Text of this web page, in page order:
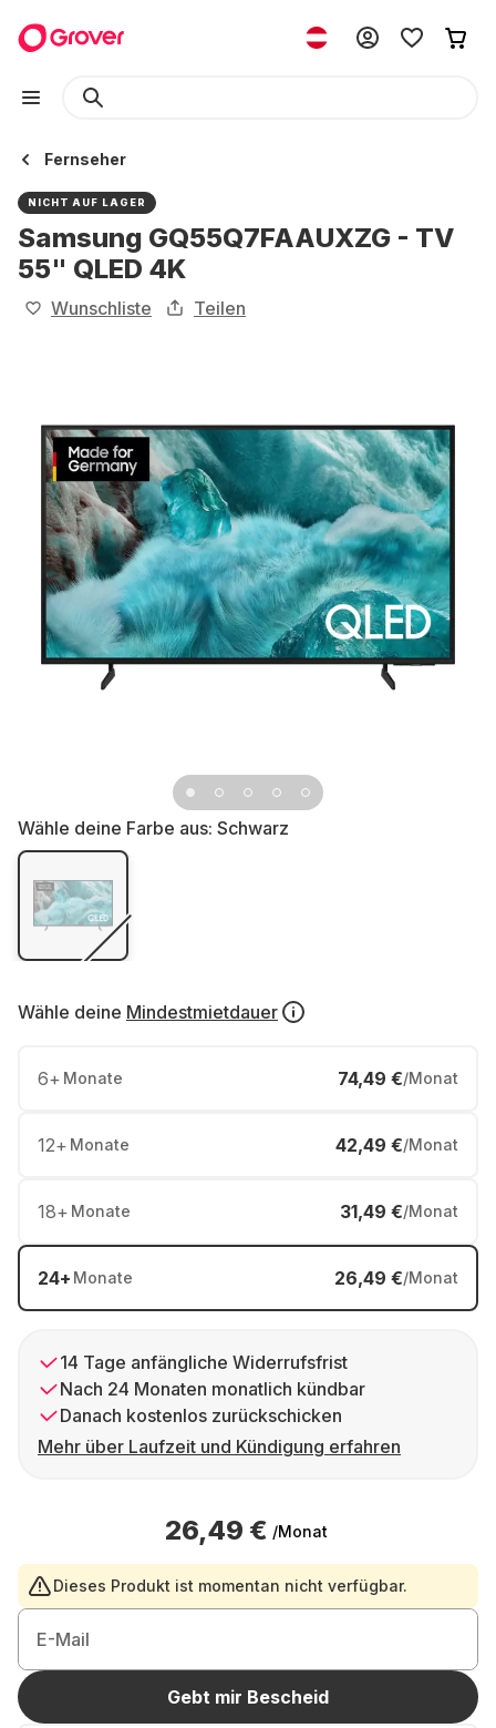
Fernseher
NICHT AUF LAGER
Samsung GQ55Q7FAAUXZG - TV
55" QLED 4K
Wunschliste Teilen
Wähle deine Farbe aus: Schwarz
Wähle deine Mindestmietdauer
6+ Monate 74,49 €/Monat
12+ Monate 42,49 €/Monat
18+ Monate 31,49 €/Monat
24+ Monate 26,49 €/Monat
14 Tage anfängliche Widerrufsfrist
Nach 24 Monaten monatlich kündbar
Danach kostenlos zurückschicken
Mehr über Laufzeit und Kündigung erfahren
26,49 € /Monat
Dieses Produkt ist momentan nicht verfügbar.
E-Mail
Gebt mir Bescheid